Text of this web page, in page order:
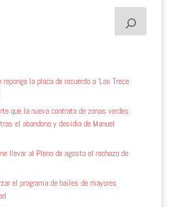
la placa de recuerdo a ‘Las Trece
que la nueva contrata de zonas verdes
el abandono y desidia de Manuel
llevar al Pleno de agosto el rechazo de
el programa de bailes de mayores